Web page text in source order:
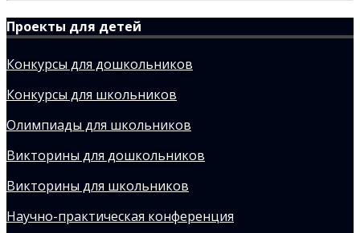
Проекты для детей
Конкурсы для дошкольников
Конкурсы для школьников
Олимпиады для школьников
Викторины для дошкольников
Викторины для школьников
Научно-практическая конференция